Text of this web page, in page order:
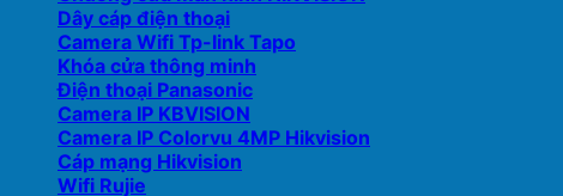
Dây cáp điện thoại
Camera Wifi Tp-link Tapo
Khóa cửa thông minh
Điện thoại Panasonic
Camera IP KBVISION
Camera IP Colorvu 4MP Hikvision
Cáp mạng Hikvision
Wifi Rujie